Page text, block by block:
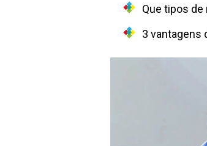
Que tipos
3 vantagens